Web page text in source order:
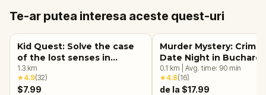
Te-ar putea interesa aceste quest-uri
Kid Quest: Solve the case
of the lost senses in
Bucharest
1.3 km
★4.9(32)
$7.99
Murder Mystery: Crime
Date Night in
0.1 km Avg. time: 90 min
★4.8(16)
de la $17.99